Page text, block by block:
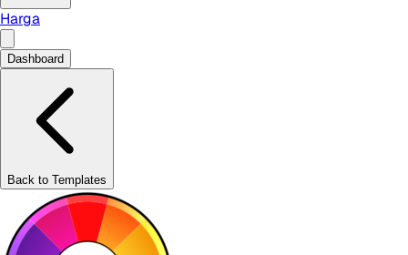
Harga
Dashboard
Back to Templates